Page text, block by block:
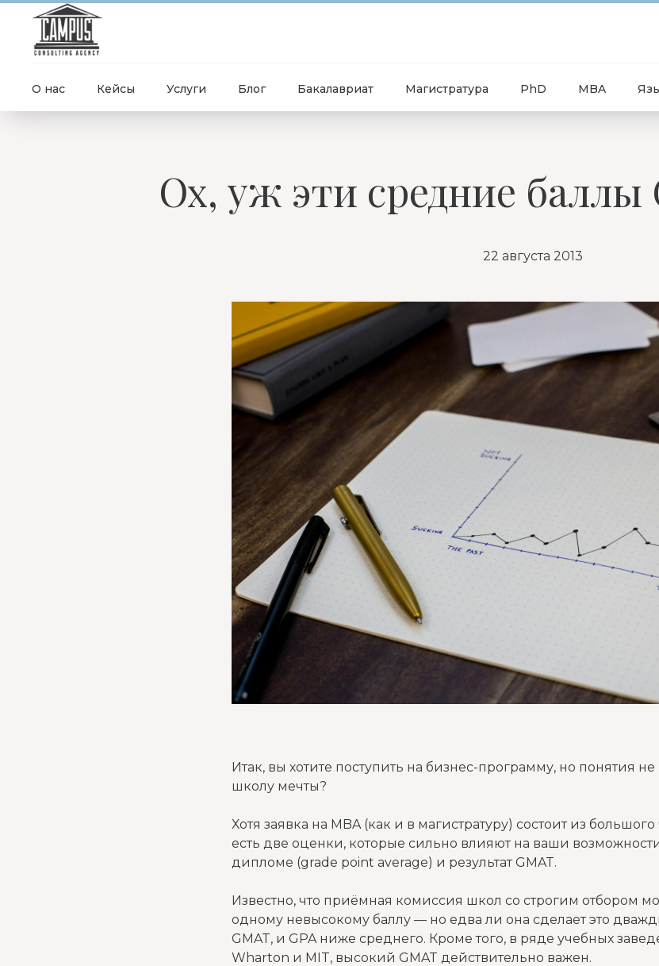
О нас Кейсы Услуги Блог Бакалавриат Магистратура PhD MBA
Ох, уж эти средние баллы
22 августа 2013
Итак, вы хотите поступить на бизнес-программу, но понятия не
школу мечты?
Хотя заявка на MBA (как и в магистратуру) состоит из
есть две оценки, которые сильно влияют на ваши
дипломе (grade point average) и результат GMAT.
Известно, что приёмная комиссия школ со строгим отбором
одному невысокому баллу — но едва ли она сделает это
GMAT, и GPA ниже среднего. Кроме того, в ряде учебных
Wharton и MIT, высокий GMAT действительно важен.